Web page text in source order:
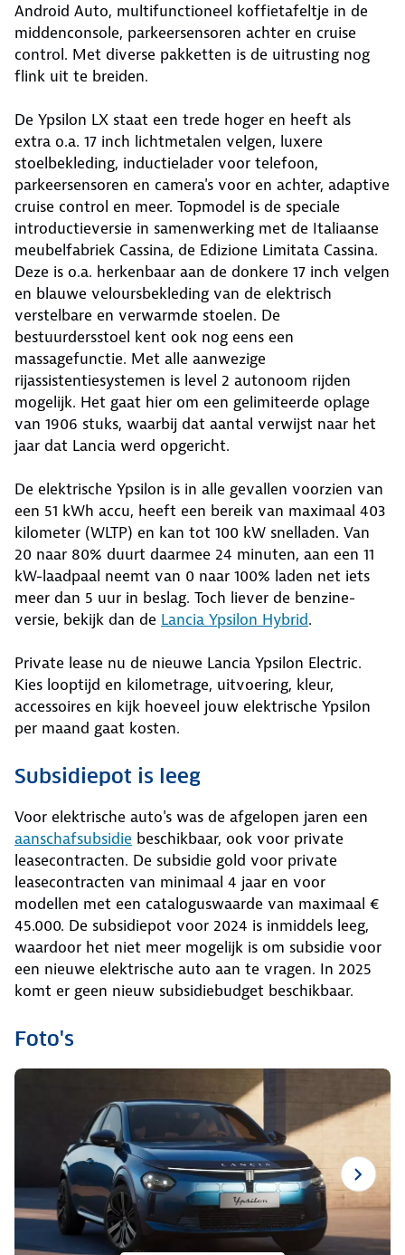
Android Auto, multifunctioneel koffietafeltje in de
middenconsole, parkeersensoren achter en cruise
control. Met diverse pakketten is de uitrusting nog
flink uit te breiden.
De Ypsilon LX staat een trede hoger en heeft als
extra o.a. 17 inch lichtmetalen velgen, luxere
stoelbekleding, inductielader voor telefoon,
parkeersensoren en camera's voor en achter, adaptive
cruise control en meer. Topmodel is de speciale
introductieversie in samenwerking met de Italiaanse
meubelfabriek Cassina, de Edizione Limitata Cassina.
Deze is o.a. herkenbaar aan de donkere 17 inch velgen
en blauwe veloursbekleding van de elektrisch
verstelbare en verwarmde stoelen. De
bestuurdersstoel kent ook nog eens een
massagefunctie. Met alle aanwezige
rijassistentiesystemen is level 2 autonoom rijden
mogelijk. Het gaat hier om een gelimiteerde oplage
van 1906 stuks, waarbij dat aantal verwijst naar het
jaar dat Lancia werd opgericht.
De elektrische Ypsilon is in alle gevallen voorzien van
een 51 kWh accu, heeft een bereik van maximaal 403
kilometer (WLTP) en kan tot 100 kW snelladen. Van
20 naar 80% duurt daarmee 24 minuten, aan een 11
kW-laadpaal neemt van 0 naar 100% laden net iets
meer dan 5 uur in beslag. Toch liever de benzine-
versie, bekijk dan de Lancia Ypsilon Hybrid.
Private lease nu de nieuwe Lancia Ypsilon Electric.
Kies looptijd en kilometrage, uitvoering, kleur,
accessoires en kijk hoeveel jouw elektrische Ypsilon
per maand gaat kosten.
Subsidiepot is leeg
Voor elektrische auto's was de afgelopen jaren een
aanschafsubsidie beschikbaar, ook voor private
leasecontracten. De subsidie gold voor private
leasecontracten van minimaal 4 jaar en voor
modellen met een cataloguswaarde van maximaal €
45.000. De subsidiepot voor 2024 is inmiddels leeg,
waardoor het niet meer mogelijk is om subsidie voor
een nieuwe elektrische auto aan te vragen. In 2025
komt er geen nieuw subsidiebudget beschikbaar.
Foto's